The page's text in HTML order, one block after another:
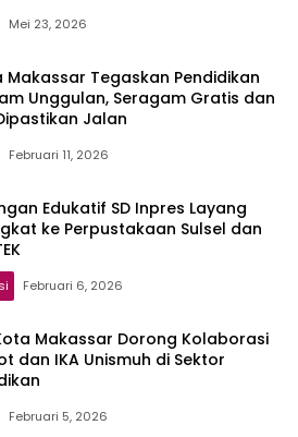
Mei 23, 2026
Makassar Tegaskan Pendidikan
Unggulan, Seragam Gratis dan
Jalan
Februari 11, 2026
Edukatif SD Inpres Layang
ke Perpustakaan Sulsel dan
Februari 6, 2026
Makassar Dorong Kolaborasi
dan IKA Unismuh di Sektor
Februari 5, 2026